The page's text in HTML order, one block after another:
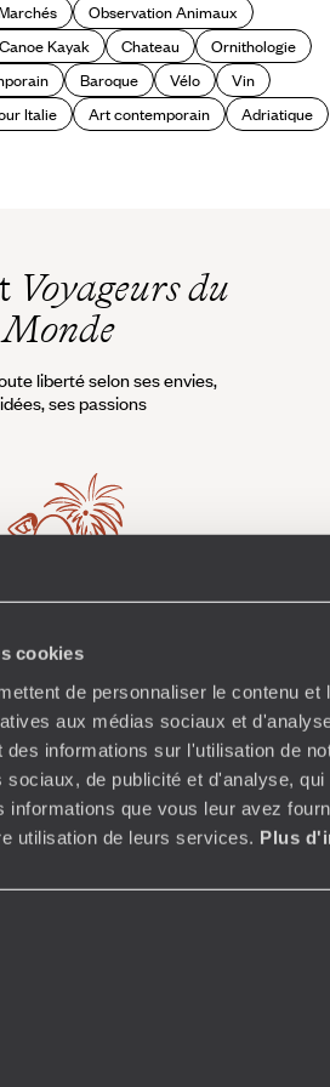
cookies
de personnaliser le contenu et
aux médias sociaux et
des informations sur l'utilisation de
sociaux, de publicité et d'analyse,
informations que vous leur avez
utilisation de leurs services. Plus
Observation Animaux
Canoe Kayak Chateau
Ornithologie
Baroque Vélo
Vin
Italie Art contemporain Adriatique
Voyageurs du
Monde
liberté selon ses envies,
ses passions
je veux
par pays et par régions :
jamais à court d’idées, ils vous
un voyage ultra-personnalisé :
ateliers, rencontres…